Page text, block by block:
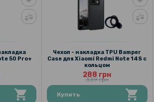
135 грн
169 грн
CD Pattern для Infinix Smart 9​​ на
на заднюю камеру для Infinix Note 50 Pro+,
50 Pro+
Чехол - накладка TPU Bamper
Case для Xiaomi Redmi Note 14S с
кольцом
288 грн
339 грн
Купить